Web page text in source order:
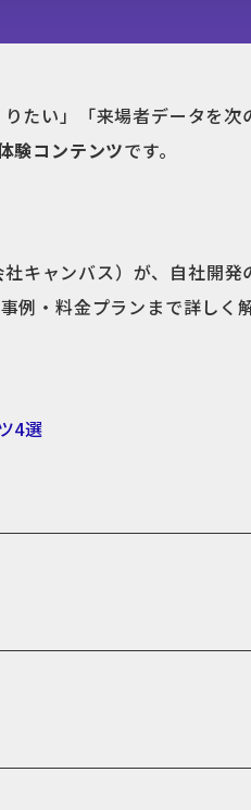
たい」「来場者データを次
験コンテンツです。
キャンバス）が、自社開発
・料金プランまで詳しく解
4選